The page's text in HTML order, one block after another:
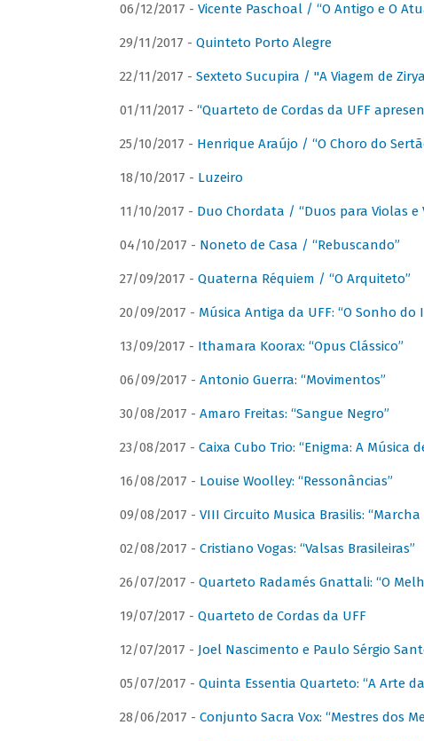
06/12/2017 - Vicente Paschoal / “O Antigo e O
29/11/2017 - Quinteto Porto Alegre
22/11/2017 - Sexteto Sucupira / "A Viagem de
01/11/2017 - “Quarteto de Cordas da UFF
25/10/2017 - Henrique Araújo / “O Choro do
18/10/2017 - Luzeiro
11/10/2017 - Duo Chordata / “Duos para Violas e
04/10/2017 - Noneto de Casa / “Rebuscando”
27/09/2017 - Quaterna Réquiem / “O Arquiteto”
20/09/2017 - Música Antiga da UFF: “O Sonho
13/09/2017 - Ithamara Koorax: “Opus Clássico”
06/09/2017 - Antonio Guerra: “Movimentos”
30/08/2017 - Amaro Freitas: “Sangue Negro”
23/08/2017 - Caixa Cubo Trio: “Enigma: A Música
16/08/2017 - Louise Woolley: “Ressonâncias”
09/08/2017 - VIII Circuito Musica Brasilis:
02/08/2017 - Cristiano Vogas: “Valsas Brasileiras”
26/07/2017 - Quarteto Radamés Gnattali: “O
19/07/2017 - Quarteto de Cordas da UFF
12/07/2017 - Joel Nascimento e Paulo Sérgio
05/07/2017 - Quinta Essentia Quarteto: “A Arte
28/06/2017 - Conjunto Sacra Vox: “Mestres dos